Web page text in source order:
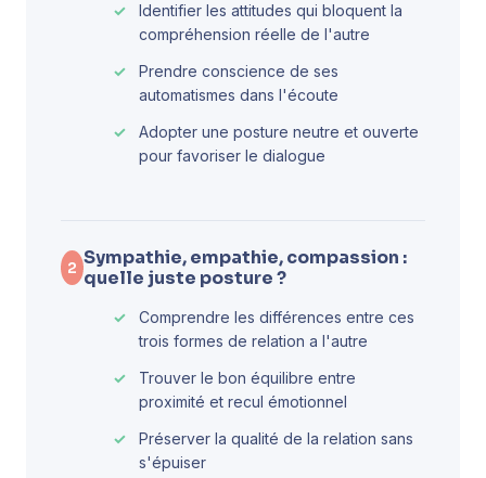
Identifier les attitudes qui bloquent la
compréhension réelle de l'autre
Prendre conscience de ses
automatismes dans l'écoute
Adopter une posture neutre et ouverte
pour favoriser le dialogue
2 Sympathie, empathie, compassion :
quelle juste posture ?
Comprendre les différences entre ces
trois formes de relation a l'autre
Trouver le bon équilibre entre
proximité et recul émotionnel
Préserver la qualité de la relation sans
s'épuiser